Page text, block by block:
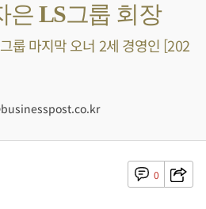
은 LS그룹 회장
룹 마지막 오너 2세 경영인 [202
0